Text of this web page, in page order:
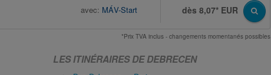
avec: MÁV-Start dès 8,07* EUR
*Prix TVA inclus - changements momentanés possibles
LES ITINÉRAIRES DE DEBRECEN